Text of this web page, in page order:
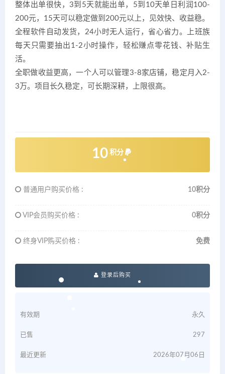
整体出单很快，3到5天就能出单，5到10天单日利润100-
200元，15天可以稳定做到200元以上，见效快、收益稳。
全程软件自动发货，24小时无人运行，省心省力。上班族
每天只需要抽出1-2小时操作，轻松赚点零花钱、补贴生
活。
全职做收益更高，一个人可以管理3-8家店铺，稳定月入2-
3万。项目长久稳定，可长期深耕，上限很高。
10 积分
普通用户购买价格 : 10积分
VIP会员购买价格 : 0积分
终身VIP购买价格 : 免费
登录后购买
有效期 永久
已售 297
最近更新 2026年07月06日